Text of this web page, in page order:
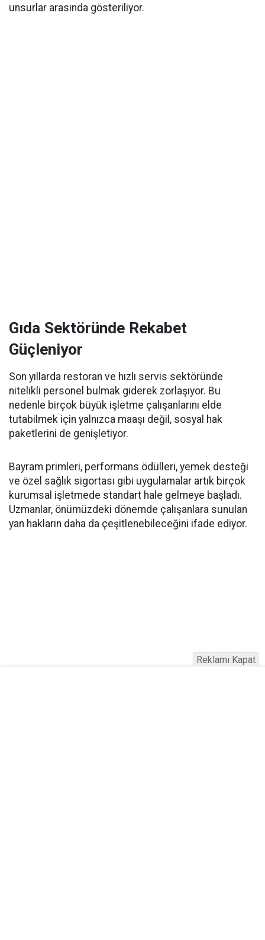
unsurlar arasında gösteriliyor.
Gıda Sektöründe Rekabet
Güçleniyor
Son yıllarda restoran ve hızlı servis sektöründe
nitelikli personel bulmak giderek zorlaşıyor. Bu
nedenle birçok büyük işletme çalışanlarını elde
tutabilmek için yalnızca maaşı değil, sosyal hak
paketlerini de genişletiyor.
Bayram primleri, performans ödülleri, yemek desteği
ve özel sağlık sigortası gibi uygulamalar artık birçok
kurumsal işletmede standart hale gelmeye başladı.
Uzmanlar, önümüzdeki dönemde çalışanlara sunulan
yan hakların daha da çeşitlenebileceğini ifade ediyor.
Reklamı Kapat